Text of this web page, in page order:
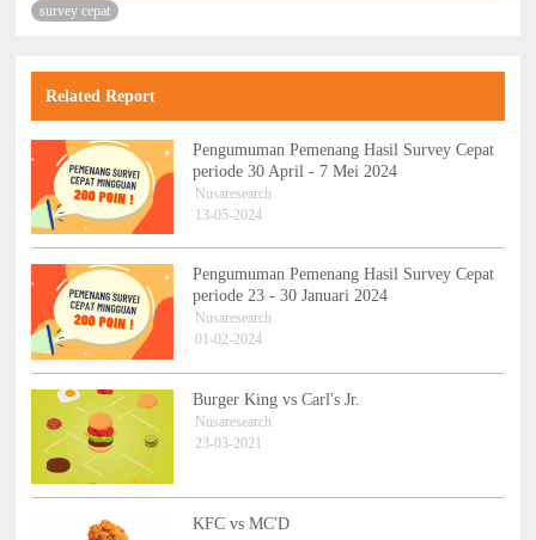
survey cepat
Related Report
Pengumuman Pemenang Hasil Survey Cepat
periode 30 April - 7 Mei 2024
Nusaresearch
13-05-2024
Pengumuman Pemenang Hasil Survey Cepat
periode 23 - 30 Januari 2024
Nusaresearch
01-02-2024
Burger King vs Carl's Jr.
Nusaresearch
23-03-2021
KFC vs MC'D